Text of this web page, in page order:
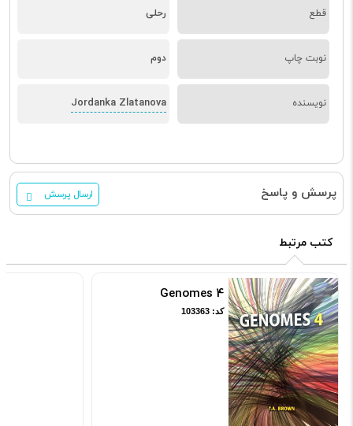
قطع رحلی
نوبت چاپ دوم
نویسنده Jordanka Zlatanova
پرسش و پاسخ ارسال پرسش
کتب مرتبط
Genomes 4
کد: 103363